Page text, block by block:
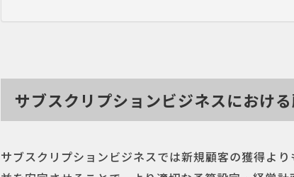
サブスクリプションビジネスにおけ
サブスクリプションビジネスでは新規顧客の獲得よ